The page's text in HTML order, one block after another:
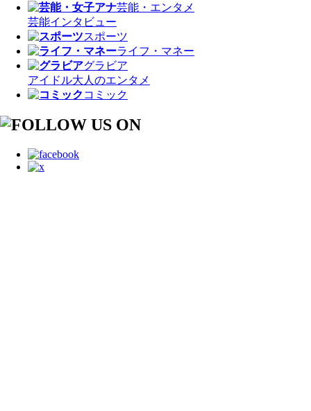
芸能・エンタメ
芸能インタビュー
スポーツ
ライフ・マネー
グラビア
アイドル大人のエンタメ
コミック